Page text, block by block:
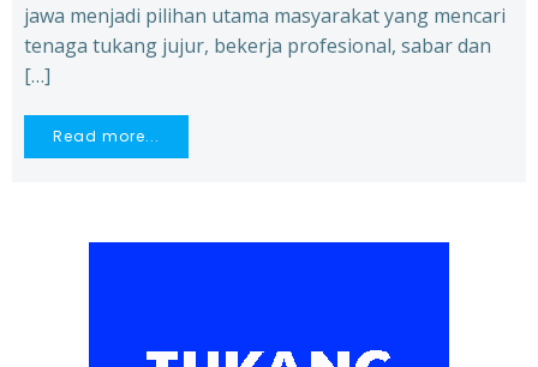
jawa menjadi pilihan utama masyarakat yang mencari
tenaga tukang jujur, bekerja profesional, sabar dan
[…]
Read more...